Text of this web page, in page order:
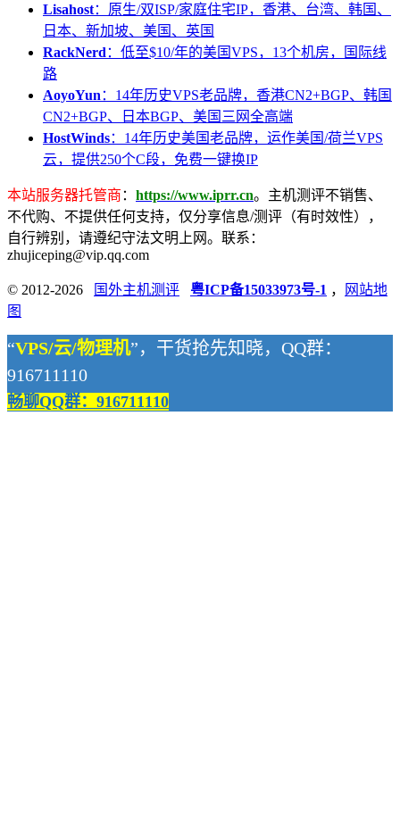
Lisahost：原生/双ISP/家庭住宅IP，香港、台湾、韩国、
日本、新加坡、美国、英国
RackNerd ：低至$10/年的美国VPS，13个机房，国际线
路
AoyoYun ：14年历史VPS老品牌，香港CN2+BGP、韩国
CN2+BGP、日本BGP、美国三网全高端
HostWinds：14年历史美国老品牌，运作美国/荷兰VPS
云，提供250个C段，免费一键换IP
本站服务器托管商 ： https://www.iprr.cn。主机测评不销售、
不代购、不提供任何支持，仅分享信息/测评（有时效性），
自行辨别，请遵纪守法文明上网。联系：
zhujiceping@vip.qq.com
© 2012-2026 国外主机测评 粤ICP备15033973号-1 ，
网站地
图
“VPS/云/物理机”，干货抢先知晓，QQ群：
916711110
畅聊QQ群：916711110